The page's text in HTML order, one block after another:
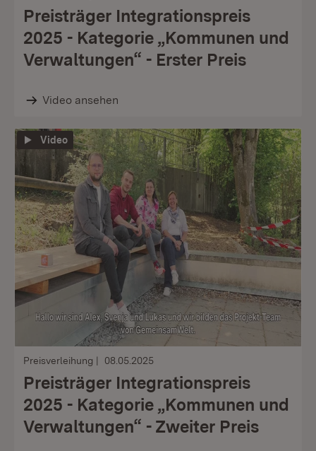
Preisträger Integrationspreis
2025 - Kategorie „Kommunen und
Verwaltungen“ - Erster Preis
Video ansehen
Video
Preisverleihung 08.05.2025
Preisträger Integrationspreis
2025 - Kategorie „Kommunen und
Verwaltungen“ - Zweiter Preis